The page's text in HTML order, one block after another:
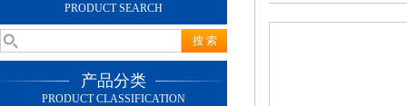
PRODUCT SEARCH
产品分类
PRODUCT CLASSIFICATION